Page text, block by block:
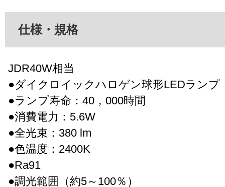
仕様・規格
JDR40W相当
●ダイクロイックハロゲン球形LEDランプ
●ランプ寿命：40，000時間
●消費電力：5.6W
●全光束：380 lm
●色温度：2400K
●Ra91
●調光範囲（約5～100％）